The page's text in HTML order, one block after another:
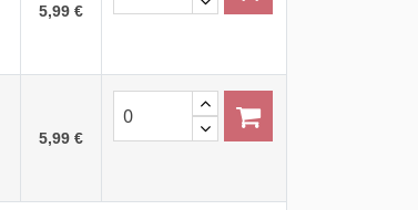
5,99 €
5,99 €